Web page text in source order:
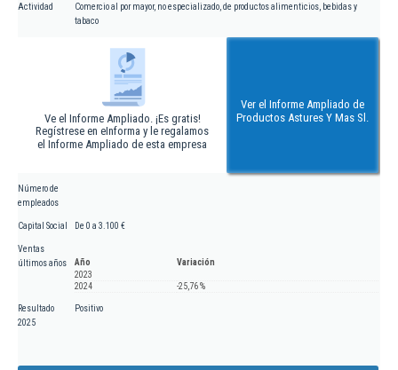
Actividad
Comercio al por mayor, no especializado, de productos alimenticios, bebidas y
tabaco
Ve el Informe Ampliado. ¡Es gratis!
Regístrese en eInforma y le regalamos
el Informe Ampliado de esta empresa
Ver el Informe Ampliado de
Productos Astures Y Mas Sl.
Número de
empleados
Capital Social De 0 a 3.100 €
Ventas
últimos años
Año
Variación
2023
2024
-25,76 %
Resultado
2025
Positivo